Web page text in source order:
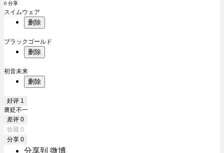
0 分享
スイムウェア
删除
ブラックゴールド
删除
初音未来
删除
好评 1
褒贬不一
差评 0
收藏 0
分享 0
分享到 微博